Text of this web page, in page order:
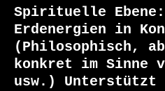
Spirituelle
Erdenergien in
(Philosophisch,
konkret im Sinne
usw.) Unterstützt